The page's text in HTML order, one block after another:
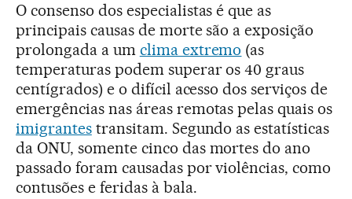
O consenso dos especialistas é que as
principais causas de morte são a exposição
prolongada a um clima extremo (as
temperaturas podem superar os 40 graus
centígrados) e o difícil acesso dos serviços de
emergências nas áreas remotas pelas quais os
imigrantestransitam. Segundo as estatísticas
da ONU, somente cinco das mortes do ano
passado foram causadas por violências, como
contusões e feridas à bala.